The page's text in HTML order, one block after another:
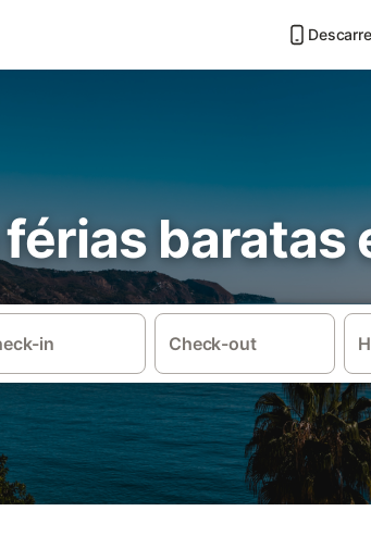
baratas
in Check-out